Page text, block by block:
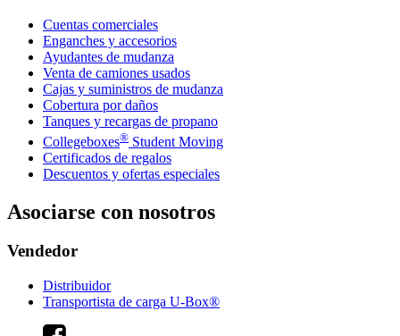
Cuentas comerciales
Enganches y accesorios
Ayudantes de mudanza
Venta de camiones usados
Cajas y suministros de mudanza
Cobertura por daños
Tanques y recargas de propano
Collegeboxes® Student Moving
Certificados de regalos
Descuentos y ofertas especiales
Asociarse con nosotros
Vendedor
Distribuidor
Transportista de carga U-Box®